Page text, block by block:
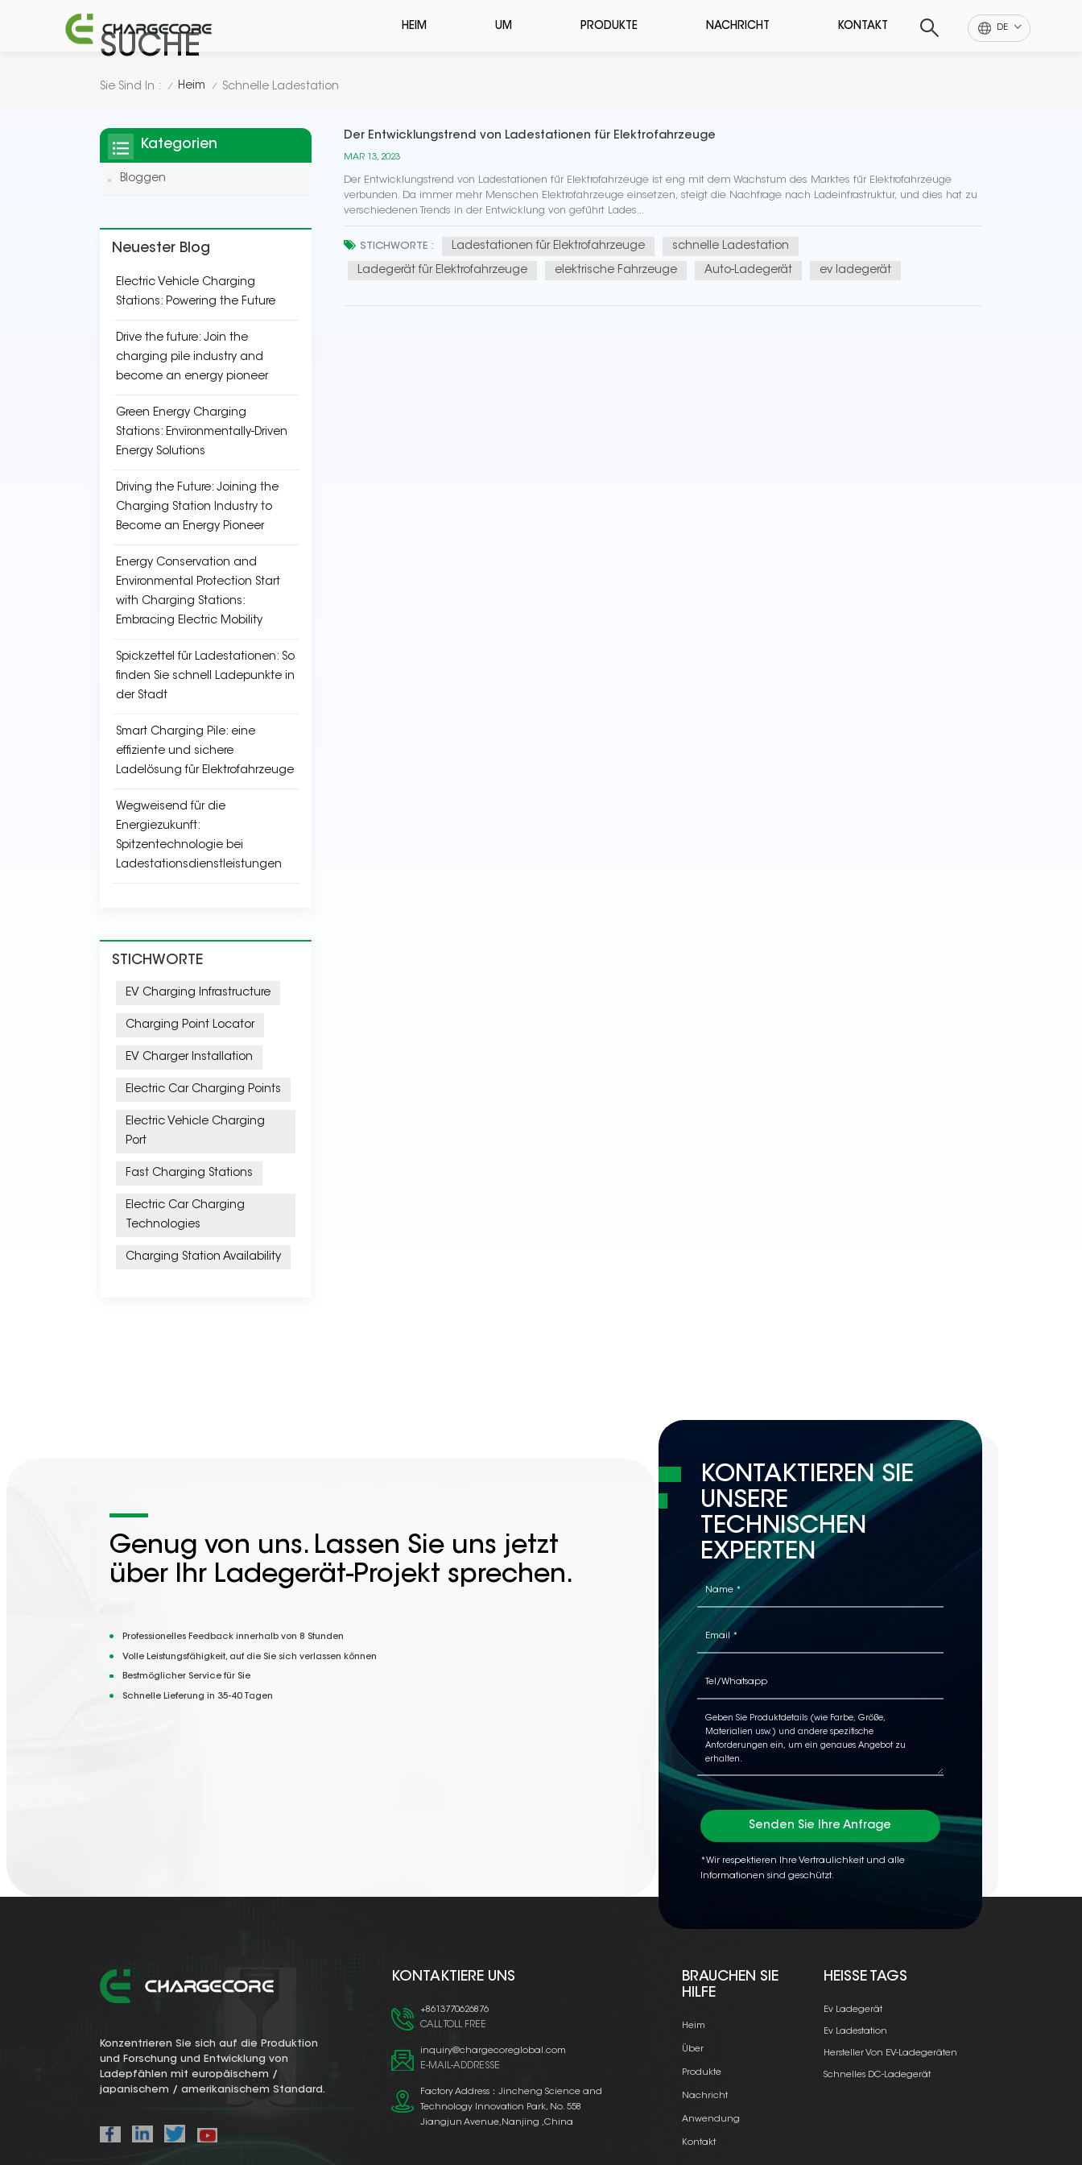
DE
HEIM UM PRODUKTE NACHRICHT KONTAKT
SUCHE
Sie Sind In : / Heim / Schnelle Ladestation
Der Entwicklungstrend von Ladestationen für Elektrofahrzeuge
MAR 13, 2023
Der Entwicklungstrend von Ladestationen für Elektrofahrzeuge ist eng mit dem Wachstum des Marktes für Elektrofahrzeuge
verbunden. Da immer mehr Menschen Elektrofahrzeuge einsetzen, steigt die Nachfrage nach Ladeinfrastruktur, und dies hat zu
verschiedenen Trends in der Entwicklung von geführt Lades...
STICHWORTE : Ladestationen für Elektrofahrzeuge schnelle Ladestation
Ladegerät für Elektrofahrzeuge elektrische Fahrzeuge Auto-Ladegerät ev ladegerät
Kategorien
Bloggen
Neuester Blog
Electric Vehicle Charging
Stations: Powering the Future
Drive the future: Join the
charging pile industry and
become an energy pioneer
Green Energy Charging
Stations: Environmentally-Driven
Energy Solutions
Driving the Future: Joining the
Charging Station Industry to
Become an Energy Pioneer
Energy Conservation and
Environmental Protection Start
with Charging Stations:
Embracing Electric Mobility
Spickzettel für Ladestationen: So
finden Sie schnell Ladepunkte in
der Stadt
Smart Charging Pile: eine
effiziente und sichere
Ladelösung für Elektrofahrzeuge
Wegweisend für die
Energiezukunft:
Spitzentechnologie bei
Ladestationsdienstleistungen
STICHWORTE
EV Charging Infrastructure
Charging Point Locator
EV Charger Installation
Electric Car Charging Points
Electric Vehicle Charging
Port
Fast Charging Stations
Electric Car Charging
Technologies
Charging Station Availability
Genug von uns. Lassen Sie uns jetzt
über Ihr Ladegerät-Projekt sprechen.
Professionelles Feedback innerhalb von 8 Stunden
Volle Leistungsfähigkeit, auf die Sie sich verlassen können
Bestmöglicher Service für Sie
Schnelle Lieferung in 35-40 Tagen
KONTAKTIEREN SIE
UNSERE
TECHNISCHEN
EXPERTEN
Senden Sie Ihre Anfrage
*Wir respektieren Ihre Vertraulichkeit und alle
Informationen sind geschützt.
Konzentrieren Sie sich auf die Produktion
und Forschung und Entwicklung von
Ladepfählen mit europäischem /
japanischem / amerikanischem Standard.
KONTAKTIERE UNS
+8613770626876
CALL TOLL FREE
inquiry@chargecoreglobal.com
E-MAIL-ADDRESSE
Factory Address：Jincheng Science and
Technology Innovation Park, No. 558
Jiangjun Avenue,Nanjing ,China
BRAUCHEN SIE
HILFE
Heim
Über
Produkte
Nachricht
Anwendung
Kontakt
HEISSE TAGS
Ev Ladegerät
Ev Ladestation
Hersteller Von EV-Ladegeräten
Schnelles DC-Ladegerät